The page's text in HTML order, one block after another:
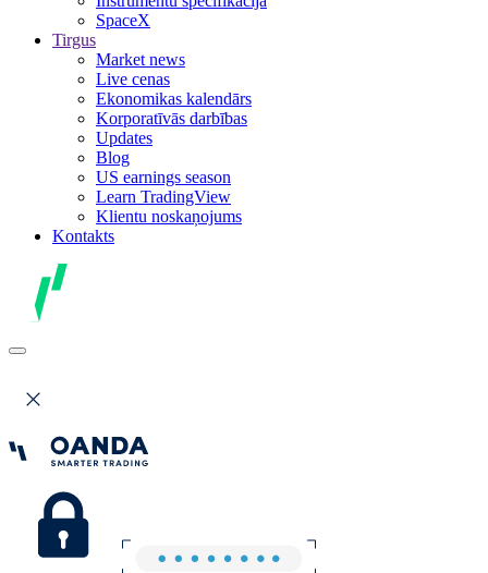
SpaceX
Tirgus
Market news
Live cenas
Ekonomikas kalendārs
Korporatīvās darbības
Updates
Blog
US earnings season
Learn TradingView
Klientu noskaņojums
Kontakts